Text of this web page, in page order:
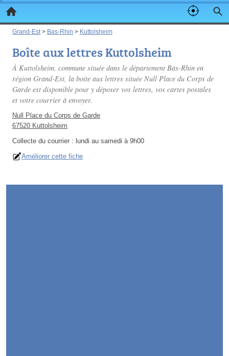
Grand-Est > Bas-Rhin > Kuttolsheim
Boîte aux lettres Kuttolsheim
À Kuttolsheim, commune située dans le département Bas-Rhin en
région Grand-Est, la boite aux lettres située Null Place du Corps de
Garde est disponible pour y déposer vos lettres, vos cartes postales
et votre courrier à envoyer.
Null Place du Corps de Garde
67520 Kuttolsheim
Collecte du courrier : lundi au samedi à 9h00
Améliorer cette fiche